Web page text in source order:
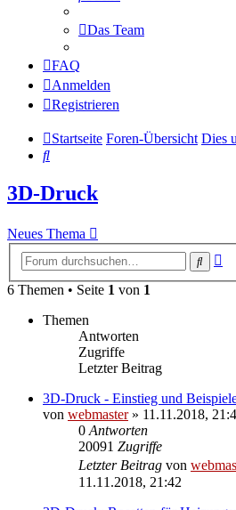
Das Team
FAQ
Anmelden
Registrieren
Startseite Foren-Übersicht Dies
Suche
3D-Druck
Neues Thema
Suche
6 Themen • Seite 1 von 1
Themen
Antworten
Zugriffe
Letzter Beitrag
3D-Druck - Einstieg und
von webmaster» 11.11.2018,
0 Antworten
20091 Zugriffe
Letzter Beitrag von
11.11.2018, 21:42